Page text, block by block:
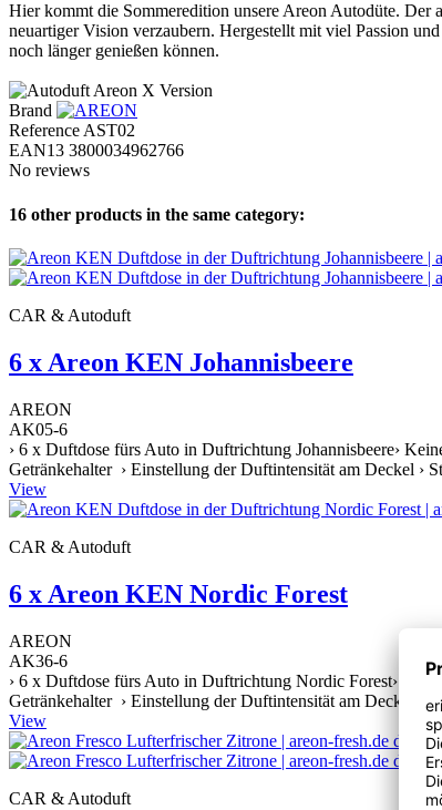
Hier kommt die Sommeredition unsere Areon Autodüte.
neuartiger Vision verzaubern. Hergestellt mit viel Passion
noch länger genießen können.
Brand
ReferenceAST02
EAN13 3800034962766
No reviews
16 other products in the same category:
CAR & Autoduft
6 x Areon KEN Johannisbeere
AREON
AK05-6
› 6 x Duftdose fürs Auto in Duftrichtung Johannisbeere›
Getränkehalter › Einstellung der Duftintensität am Deckel ›
View
CAR & Autoduft
6 x Areon KEN Nordic Forest
AREON
AK36-6
› 6 x Duftdose fürs Auto in Duftrichtung Nordic Forest›
Getränkehalter › Einstellung der Duftintensität am Deckel ›
View
CAR & Autoduft